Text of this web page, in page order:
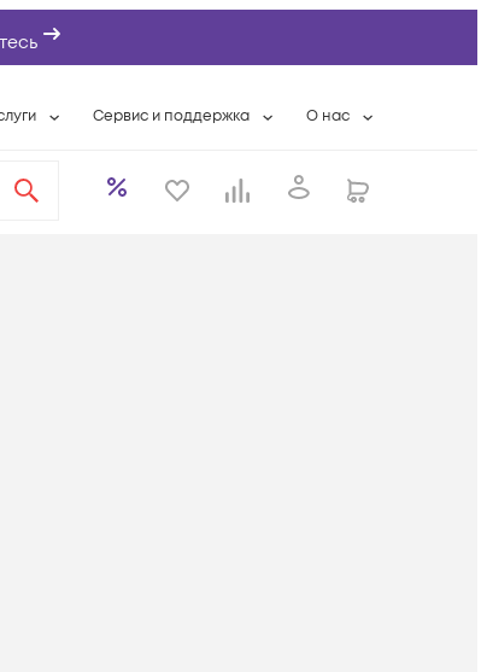
Расширенная гарантия
Сервис и поддержка
Разовые выездные работы
О нас
Контактная